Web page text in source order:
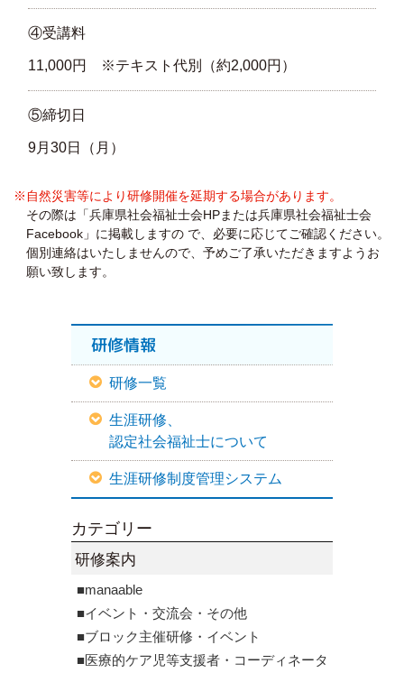
④受講料
11,000円 ※テキスト代別（約2,000円）
⑤締切日
9月30日（月）
※自然災害等により研修開催を延期する場合があります。
その際は「兵庫県社会福祉士会HPまたは兵庫県社会福祉士会
Facebook」に掲載しますの で、必要に応じてご確認ください。
個別連絡はいたしませんので、予めご了承いただきますようお
願い致します。
研修情報
研修一覧
生涯研修、
認定社会福祉士について
生涯研修制度管理システム
カテゴリー
研修案内
■manaable
■イベント・交流会・その他
■ブロック主催研修・イベント
■医療的ケア児等支援者・コーディネータ